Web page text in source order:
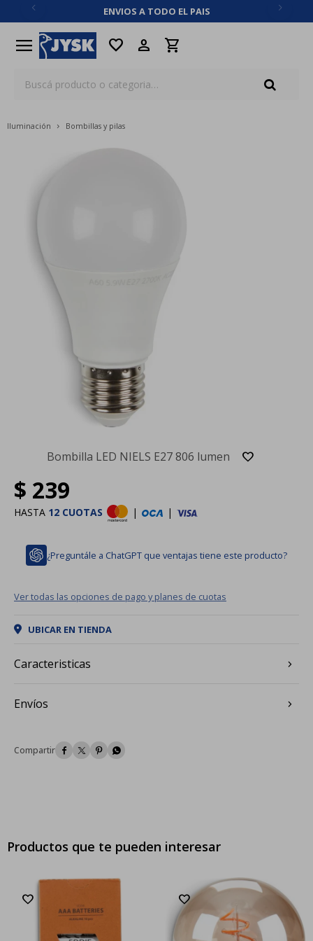
ENVIOS A TODO EL PAIS
menu favorite
Iluminación Bombillas y pilas
Bombilla LED NIELS E27 806 lumen
$ 239
HASTA 12 CUOTAS | |
¿Preguntále a ChatGPT que ventajas tiene este producto?
Ver todas las opciones de pago y planes de cuotas
UBICAR EN TIENDA
Caracteristicas
Envíos
   
Productos que te pueden interesar
close